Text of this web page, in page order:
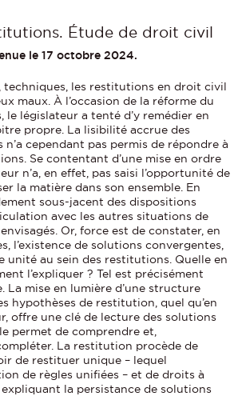
Étude de droit civil
le 17 octobre 2024.
techniques, les restitutions en droit civil
maux. À l’occasion de la réforme du
législateur a tenté d’y remédier en
propre. La lisibilité accrue des
cependant pas permis de répondre à
Se contentant d’une mise en ordre
n’a, en effet, pas saisi l’opportunité de
la matière dans son ensemble. En
sous-jacent des dispositions
avec les autres situations de
Or, force est de constater, en
l’existence de solutions convergentes,
unité au sein des restitutions. Quelle en
l’expliquer ? Tel est précisément
La mise en lumière d’une structure
hypothèses de restitution, quel qu’en
offre une clé de lecture des solutions
permet de comprendre et,
La restitution procède de
de restituer unique – lequel
de règles unifiées – et de droits à
la persistance de solutions